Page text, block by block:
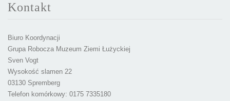
Kontakt
Biuro Koordynacji
Grupa Robocza Muzeum Ziemi Łużyckiej
Sven Vogt
Wysokość slamen 22
03130 Spremberg
Telefon komórkowy: 0175 7335180